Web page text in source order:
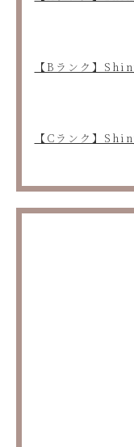
【Bランク】
【Cランク】